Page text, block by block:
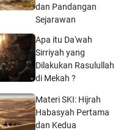
dan Pandangan
Sejarawan
Apa itu Da'wah
Sirriyah yang
Dilakukan Rasulullah
di Mekah ?
Materi SKI: Hijrah
Habasyah Pertama
dan Kedua